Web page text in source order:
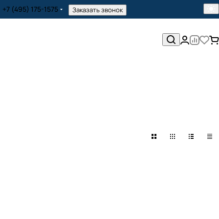
+7 (495) 175-1575 Заказать звонок